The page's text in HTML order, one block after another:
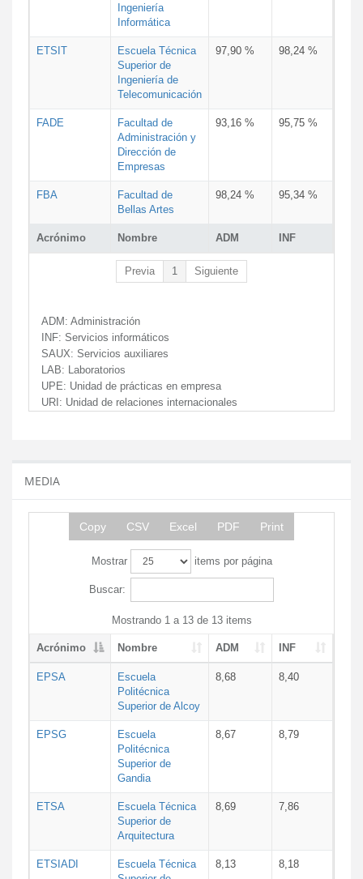
Acrónimo Nombre ADM INF
Ingeniería
Informática
ETSIT
Escuela Técnica
Superior de
Ingeniería de
Telecomunicación
97,90 % 98,24 %
FADE
Facultad de
Administración y
Dirección de
Empresas
93,16 % 95,75 %
FBA
Facultad de
Bellas Artes
98,24 % 95,34 %
Previa 1 Siguiente
ADM: Administración
INF: Servicios informáticos
SAUX: Servicios auxiliares
LAB: Laboratorios
UPE: Unidad de prácticas en empresa
URI: Unidad de relaciones internacionales
MEDIA
Copy CSV Excel PDF Print
Mostrar items por página
Buscar:
Mostrando 1 a 13 de 13 items
Acrónimo Nombre ADM INF
EPSA
Escuela
Politécnica
Superior de Alcoy
8,68 8,40
EPSG
Escuela
Politécnica
Superior de
Gandia
8,67 8,79
ETSA
Escuela Técnica
Superior de
Arquitectura
8,69 7,86
ETSIADI
Escuela Técnica
8,13 8,18